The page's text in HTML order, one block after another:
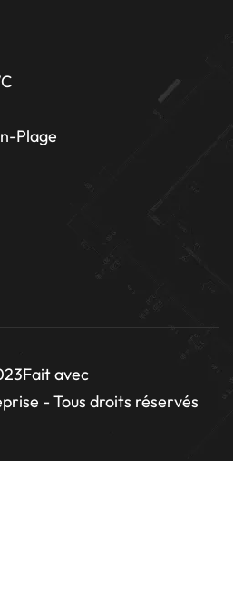
Plage
Fait avec
- Tous droits réservés